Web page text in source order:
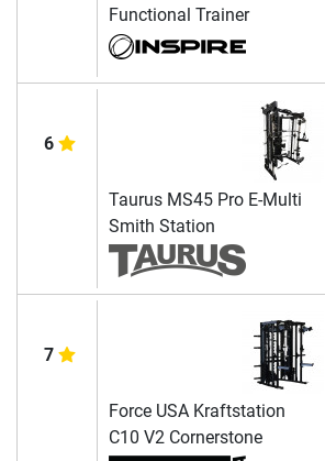
Functional Trainer
6
Taurus MS45 Pro E-Multi
Smith Station
7
Force USA Kraftstation
C10 V2 Cornerstone